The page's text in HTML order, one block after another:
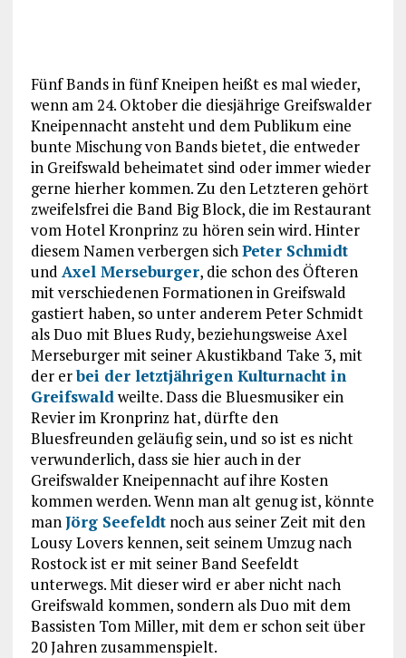
Fünf Bands in fünf Kneipen heißt es mal wieder,
wenn am 24. Oktober die diesjährige Greifswalder
Kneipennacht ansteht und dem Publikum eine
bunte Mischung von Bands bietet, die entweder
in Greifswald beheimatet sind oder immer wieder
gerne hierher kommen. Zu den Letzteren gehört
zweifelsfrei die Band Big Block, die im Restaurant
vom Hotel Kronprinz zu hören sein wird. Hinter
diesem Namen verbergen sich Peter Schmidt
und Axel Merseburger, die schon des Öfteren
mit verschiedenen Formationen in Greifswald
gastiert haben, so unter anderem Peter Schmidt
als Duo mit Blues Rudy, beziehungsweise Axel
Merseburger mit seiner Akustikband Take 3, mit
der erbei der letztjährigen Kulturnacht in
Greifswald weilte. Dass die Bluesmusiker ein
Revier im Kronprinz hat, dürfte den
Bluesfreunden geläufig sein, und so ist es nicht
verwunderlich, dass sie hier auch in der
Greifswalder Kneipennacht auf ihre Kosten
kommen werden. Wenn man alt genug ist, könnte
man Jörg Seefeldtnoch aus seiner Zeit mit den
Lousy Lovers kennen, seit seinem Umzug nach
Rostock ist er mit seiner Band Seefeldt
unterwegs. Mit dieser wird er aber nicht nach
Greifswald kommen, sondern als Duo mit dem
Bassisten Tom Miller, mit dem er schon seit über
20 Jahren zusammenspielt.